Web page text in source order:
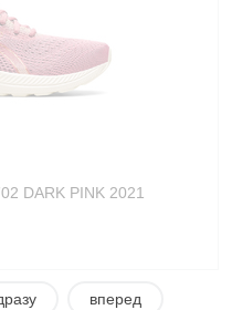
DARK PINK 2021
вперед